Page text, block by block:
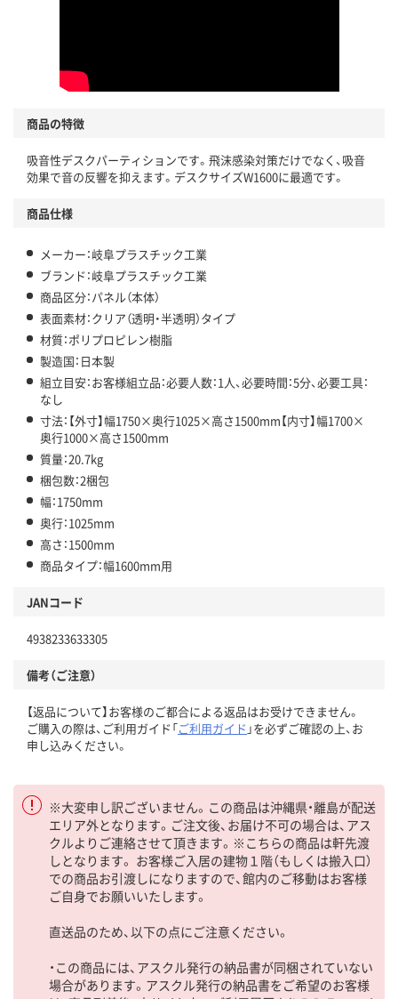
商品の特徴
吸音性デスクパーティションです。飛沫感染対策だけでなく、吸音
効果で音の反響を抑えます。デスクサイズW1600に最適です。
商品仕様
メーカー：岐阜プラスチック工業
ブランド：岐阜プラスチック工業
商品区分：パネル（本体）
表面素材：クリア（透明・半透明）タイプ
材質：ポリプロピレン樹脂
製造国：日本製
組立目安：お客様組立品：必要人数：1人、必要時間：5分、必要工具：
なし
寸法：【外寸】幅1750×奥行1025×高さ1500mm【内寸】幅1700×
奥行1000×高さ1500mm
質量：20.7kg
梱包数：2梱包
幅：1750mm
奥行：1025mm
高さ：1500mm
商品タイプ：幅1600mm用
JANコード
4938233633305
備考（ご注意）
【返品について】お客様のご都合による返品はお受けできません。
ご購入の際は、ご利用ガイド「ご利用ガイド 」を必ずご確認の上、お
申し込みください。
※大変申し訳ございません。この商品は沖縄県・離島が配送
エリア外となります。ご注文後、お届け不可の場合は、アス
クルよりご連絡させて頂きます。※こちらの商品は軒先渡
しとなります。 お客様ご入居の建物１階（もしくは搬入口）
での商品お引渡しになりますので、館内のご移動はお客様
ご自身でお願いいたします。
直送品のため、以下の点にご注意ください。
・この商品には、アスクル発行の納品書が同梱されていない
場合があります。アスクル発行の納品書をご希望のお客様